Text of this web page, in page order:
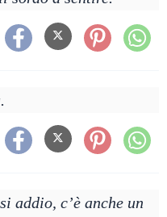
addio, c’è anche un